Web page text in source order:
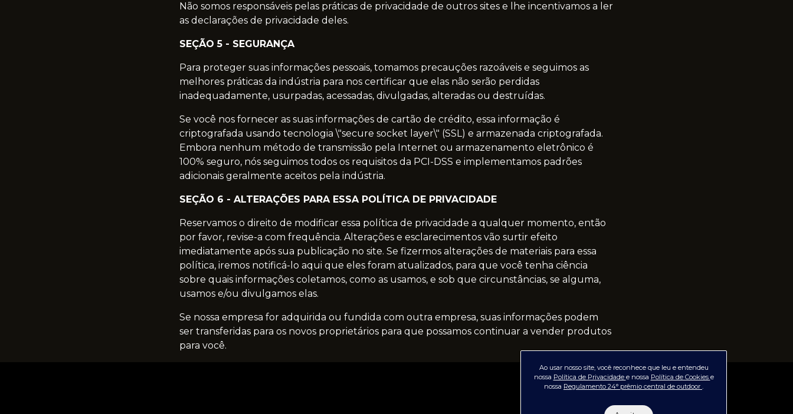
Não somos responsáveis pelas práticas de privacidade de outros sites e lhe incentivamos a ler
as declarações de privacidade deles.
SEÇÃO 5 - SEGURANÇA
Para proteger suas informações pessoais, tomamos precauções razoáveis e seguimos as
melhores práticas da indústria para nos certificar que elas não serão perdidas
inadequadamente, usurpadas, acessadas, divulgadas, alteradas ou destruídas.
Se você nos fornecer as suas informações de cartão de crédito, essa informação é
criptografada usando tecnologia \"secure socket layer\" (SSL) e armazenada criptografada.
Embora nenhum método de transmissão pela Internet ou armazenamento eletrônico é
100% seguro, nós seguimos todos os requisitos da PCI-DSS e implementamos padrões
adicionais geralmente aceitos pela indústria.
SEÇÃO 6 - ALTERAÇÕES PARA ESSA POLÍTICA DE PRIVACIDADE
Reservamos o direito de modificar essa política de privacidade a qualquer momento, então
por favor, revise-a com frequência. Alterações e esclarecimentos vão surtir efeito
imediatamente após sua publicação no site. Se fizermos alterações de materiais para essa
política, iremos notificá-lo aqui que eles foram atualizados, para que você tenha ciência
sobre quais informações coletamos, como as usamos, e sob que circunstâncias, se alguma,
usamos e/ou divulgamos elas.
Se nossa empresa for adquirida ou fundida com outra empresa, suas informações podem
ser transferidas para os novos proprietários para que possamos continuar a vender produtos
para você.
Ao usar nosso site, você reconhece que leu e entendeu
nossa Política de Privacidade e nossa Política de Cookies e
nossa Regulamento 24° prêmio central de outdoor .